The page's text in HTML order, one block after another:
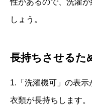
性があるので、洗濯
しょう。
長持ちさせるた
1.「洗濯機可」の表示
衣類が長持ちします。